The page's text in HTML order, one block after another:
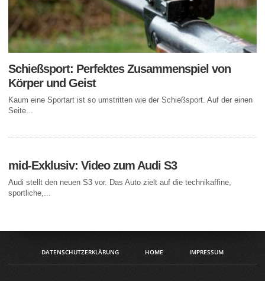
Schießsport: Perfektes Zusammenspiel von
Körper und Geist
Kaum eine Sportart ist so umstritten wie der Schießsport. Auf der einen
Seite...
mid-Exklusiv: Video zum Audi S3
Audi stellt den neuen S3 vor. Das Auto zielt auf die technikaffine,
sportliche,...
DATENSCHUTZERKLÄRUNG HOME IMPRESSUM